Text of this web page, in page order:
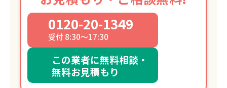
0120-20-1349
受付 8:30～17:30
この業者に無料相談・
無料お見積もり